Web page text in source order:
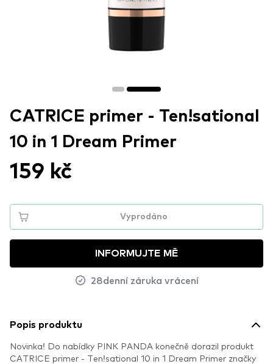
CATRICE primer - Ten!sational
10 in 1 Dream Primer
159 kč
Vyprodáno
INFORMUJTE MĚ
28denní záruka vrácení
Popis produktu
Novinka! Do nabídky PINK PANDA konečně dorazil produkt
CATRICE primer - Ten!sational 10 in 1 Dream Primer značky